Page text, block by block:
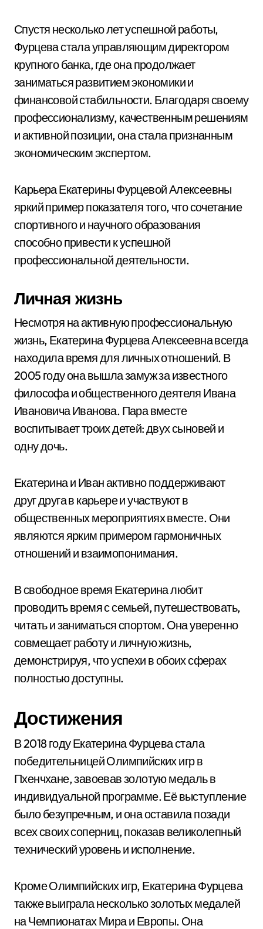
Спустя несколько лет успешной работы,
Фурцева стала управляющим директором
крупного банка, где она продолжает
заниматься развитием экономики и
финансовой стабильности. Благодаря своему
профессионализму, качественным решениям
и активной позиции, она стала признанным
экономическим экспертом.
Карьера Екатерины Фурцевой Алексеевны
яркий пример показателя того, что сочетание
спортивного и научного образования
способно привести к успешной
профессиональной деятельности.
Личная жизнь
Несмотря на активную профессиональную
жизнь, Екатерина Фурцева Алексеевна всегда
находила время для личных отношений. В
2005 году она вышла замуж за известного
философа и общественного деятеля Ивана
Ивановича Иванова. Пара вместе
воспитывает троих детей: двух сыновей и
одну дочь.
Екатерина и Иван активно поддерживают
друг друга в карьере и участвуют в
общественных мероприятиях вместе. Они
являются ярким примером гармоничных
отношений и взаимопонимания.
В свободное время Екатерина любит
проводить время с семьей, путешествовать,
читать и заниматься спортом. Она уверенно
совмещает работу и личную жизнь,
демонстрируя, что успехи в обоих сферах
полностью доступны.
Достижения
В 2018 году Екатерина Фурцева стала
победительницей Олимпийских игр в
Пхенчхане, завоевав золотую медаль в
индивидуальной программе. Её выступление
было безупречным, и она оставила позади
всех своих соперниц, показав великолепный
технический уровень и исполнение.
Кроме Олимпийских игр, Екатерина Фурцева
также выиграла несколько золотых медалей
на Чемпионатах Мира и Европы. Она